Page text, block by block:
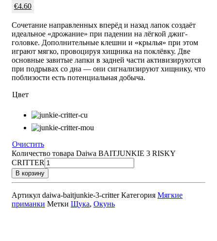
€4.60
Сочетание направленных вперёд и назад лапок создаёт
идеальное «дрожание» при падении на лёгкой джиг-
головке. Дополнительные клешни и «крылья» при этом
играют мягко, провоцируя хищника на поклёвку. Две
основные завитые лапки в задней части активизируются
при подрывах со дна — они сигнализируют хищнику, что
поблизости есть потенциальная добыча.
Цвет
Очистить
Количество товара Daiwa BAITJUNKIE 3 RISKY
CRITTER
В корзину
Артикул daiwa-baitjunkie-3-critter Категория Мягкие
приманки Метки Щука, Окунь